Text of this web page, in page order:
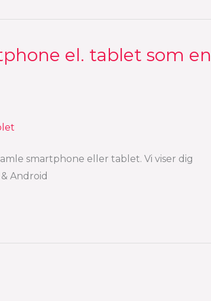
el. tablet som en
smartphone eller tablet. Vi viser dig
Android